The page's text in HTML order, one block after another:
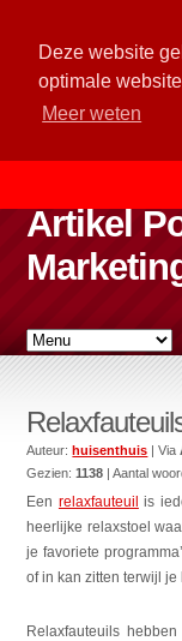
Deze website
optimale
Meer weten
Artikel
Auteur:huisenthuis | Via
Gezien:1138 | Aantal
Een relaxfauteuil is
heerlijke relaxstoel
je favoriete
of in kan zitten terwijl
Relaxfauteuils